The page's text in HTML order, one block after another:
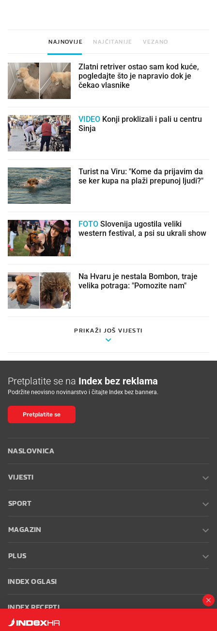
NAJNOVIJE NAJČITANIJE VEZANO
Zlatni retriver ostao sam kod kuće,
pogledajte što je napravio dok je
čekao vlasnike
VIDEO
Sinja
Turist na Viru: "Kome da prijavim da
se ker kupa na plaži prepunoj ljudi?"
FOTO
western festival, a psi su ukrali show
Na Hvaru je nestala Bombon, traje
velika potraga: "Pomozite nam"
PRIKAŽI JOŠ VIJESTI
Pretplatite se na Index bez reklama
Podržite neovisno novinarstvo i čitajte Index bez bannera.
Pretplatite se
NASLOVNICA
VIJESTI
SPORT
MAGAZIN
PLUS
INDEX OGLASI
INDEX RECEPTI